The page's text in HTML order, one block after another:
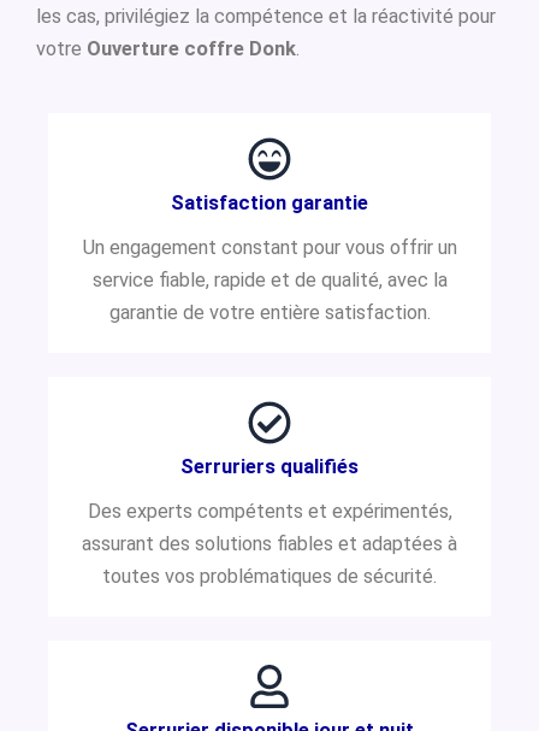
les cas, privilégiez la compétence et la réactivité pour
votre Ouverture coffre Donk.
Satisfaction garantie
Un engagement constant pour vous offrir un
service fiable, rapide et de qualité, avec la
garantie de votre entière satisfaction.
Serruriers qualifiés
Des experts compétents et expérimentés,
assurant des solutions fiables et adaptées à
toutes vos problématiques de sécurité.